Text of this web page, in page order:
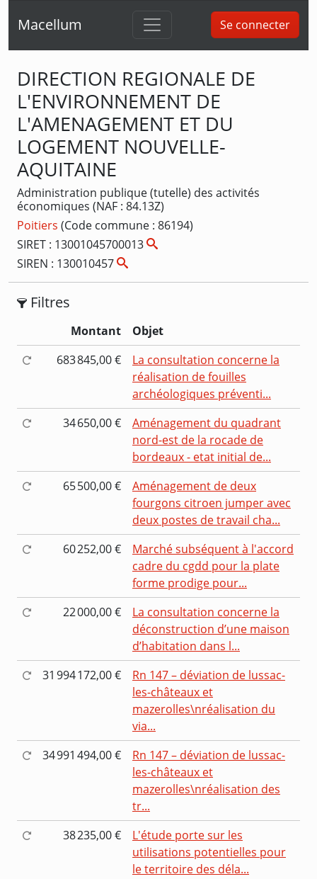
Macellum Se connecter
DIRECTION REGIONALE DE
L'ENVIRONNEMENT DE
L'AMENAGEMENT ET DU
LOGEMENT NOUVELLE-
AQUITAINE
Administration publique (tutelle) des activités
économiques (NAF : 84.13Z)
Poitiers (Code commune : 86194)
SIRET : 13001045700013
SIREN : 130010457
Filtres
Montant
Objet
683 845,00 €
La consultation concerne la
réalisation de fouilles
archéologiques préventi...
34 650,00 €
Aménagement du quadrant
nord-est de la rocade de
bordeaux - etat initial de...
65 500,00 €
Aménagement de deux
fourgons citroen jumper avec
deux postes de travail cha...
60 252,00 €
Marché subséquent à l'accord
cadre du cgdd pour la plate
forme prodige pour...
22 000,00 €
La consultation concerne la
déconstruction d’une maison
d’habitation dans l...
31 994 172,00 €
Rn 147 – déviation de lussac-
les-châteaux et
mazerolles\nréalisation du
via...
34 991 494,00 €
Rn 147 – déviation de lussac-
les-châteaux et
mazerolles\nréalisation des
tr...
38 235,00 €
L'étude porte sur les
utilisations potentielles pour
le territoire des déla...